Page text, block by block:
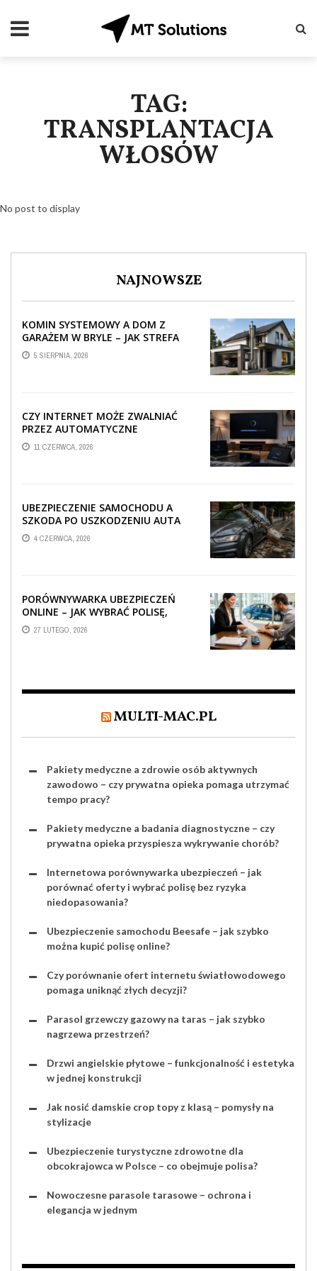
TAG:
TRANSPLANTACJA
WŁOSÓW
No post to display
NAJNOWSZE
KOMIN SYSTEMOWY A DOM Z
GARAŻEM W BRYLE – JAK STREFA
TECHNICZNA WPŁYWA NA
PROWADZENIE ...
5 SIERPNIA, 2026
CZY INTERNET MOŻE ZWALNIAĆ
PRZEZ AUTOMATYCZNE
AKTUALIZACJE SYSTEMÓW SMART
TV?
11 CZERWCA, 2026
UBEZPIECZENIE SAMOCHODU A
SZKODA PO USZKODZENIU AUTA
PRZEZ SPADAJĄCY FRAGMENT
OGRODZENIA
4 CZERWCA, 2026
PORÓWNYWARKA UBEZPIECZEŃ
ONLINE – JAK WYBRAĆ POLISĘ,
KTÓRA REALNIE CHRONI TWÓJ
MAJĄTEK?
27 LUTEGO, 2026
MULTI-MAC.PL
Pakiety medyczne a zdrowie osób aktywnych
zawodowo – czy prywatna opieka pomaga utrzymać
tempo pracy?
Pakiety medyczne a badania diagnostyczne – czy
prywatna opieka przyspiesza wykrywanie chorób?
Internetowa porównywarka ubezpieczeń – jak
porównać oferty i wybrać polisę bez ryzyka
niedopasowania?
Ubezpieczenie samochodu Beesafe – jak szybko
można kupić polisę online?
Czy porównanie ofert internetu światłowodowego
pomaga uniknąć złych decyzji?
Parasol grzewczy gazowy na taras – jak szybko
nagrzewa przestrzeń?
Drzwi angielskie płytowe – funkcjonalność i estetyka
w jednej konstrukcji
Jak nosić damskie crop topy z klasą – pomysły na
stylizacje
Ubezpieczenie turystyczne zdrowotne dla
obcokrajowca w Polsce – co obejmuje polisa?
Nowoczesne parasole tarasowe – ochrona i
elegancja w jednym